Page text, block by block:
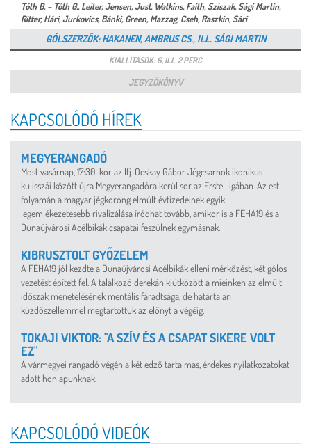
Tóth B. – Tóth G., Leiter, Jensen, Just, Watkins, Faith, Sziszak, Sági Martin,
Ritter, Hári, Jurkovics, Bánki, Green, Mazzag, Cseh, Raszkin, Sári
GÓLSZERZŐK: HAKANEN, AMBRUS CS., ILL. SÁGI MARTIN
KIÁLLÍTÁSOK: 6, ILL. 2 PERC
JEGYZŐKÖNYV
KAPCSOLÓDÓ HÍREK
MEGYERANGADÓ
Most vasárnap, 17:30-kor az Ifj. Ocskay Gábor Jégcsarnok ikonikus
kulisszái között újra Megyerangadóra kerül sor az Erste Ligában. Az est
folyamán a magyar jégkorong elmúlt évtizedeinek egyik
legemlékezetesebb rivalizálása íródhat tovább, amikor is a FEHA19 és a
Dunaújvárosi Acélbikák csapatai feszülnek egymásnak.
KIBRUSZTOLT GYŐZELEM
A FEHA19 jól kezdte a Dunaújvárosi Acélbikák elleni mérkőzést, két gólos
vezetést épített fel. A találkozó derekán kiütközött a mieinken az elmúlt
időszak menetelésének mentális fáradtsága, de határtalan
küzdőszellemmel megtartottuk az előnyt a végéig.
TOKAJI VIKTOR: "A SZÍV ÉS A CSAPAT SIKERE VOLT
EZ"
A vármegyei rangadó végén a két edző tartalmas, érdekes nyilatkozatokat
adott honlapunknak.
KAPCSOLÓDÓ VIDEÓK